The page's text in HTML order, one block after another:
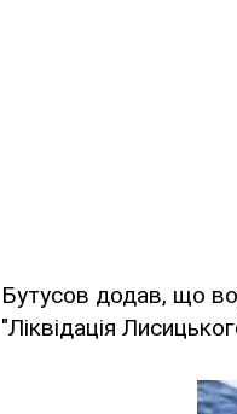
Бутусов додав, що
"Ліквідація